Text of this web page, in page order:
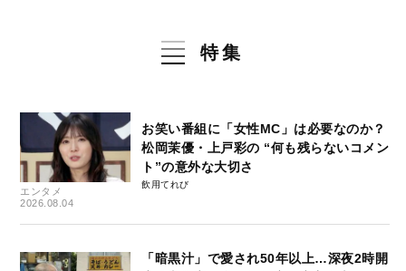
特集
エンタメ
2026.08.04
お笑い番組に「女性MC」は必要なのか？
松岡茉優・上戸彩の “何も残らないコメン
ト”の意外な大切さ
飲用てれび
「暗黒汁」で愛され50年以上…深夜2時開